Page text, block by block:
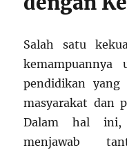
Salah satu
kemampuannya
pendidikan yang
masyarakat dan
Dalam hal ini,
menjawab